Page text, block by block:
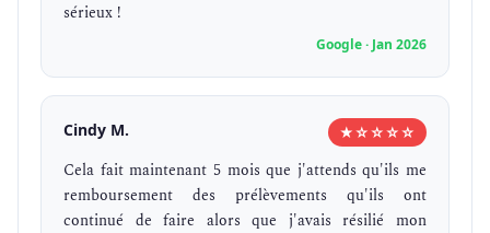
sérieux !
Google · Jan 2026
Cindy M. ★☆☆☆☆
Cela fait maintenant 5 mois que j'attends qu'ils me
remboursement des prélèvements qu'ils ont
continué de faire alors que j'avais résilié mon